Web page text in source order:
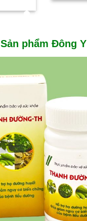
Sản phẩm Đông Y